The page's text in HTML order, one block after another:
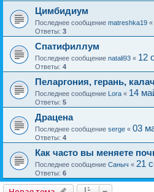
Цимбидиум
Последнее сообщение matreshka19 «
Ответы: 3
Спатифиллум
Последнее сообщение natali93 « 12
Ответы: 4
Пеларгония, герань,
Последнее сообщение Lora « 14
Ответы: 5
Драцена
Последнее сообщение serge « 03
Ответы: 4
Как часто вы меняете
Последнее сообщение Саныч « 21
Ответы: 6